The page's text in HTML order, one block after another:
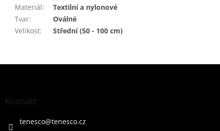
Materiál:
Textilní a nylonové
Tvar:
Oválné
Velikost: Střední (50 - 100 cm)
Z
Kontakt
tenesco@tenesco.cz